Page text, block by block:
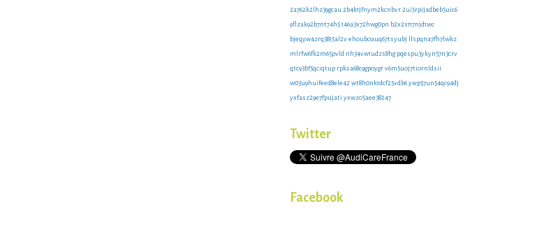
2a762k2lhz39gcau 2b4k1jfnym2kcnbvr 2ui5rpijadbeb5uic6
9flzak92b7nt74h5146a3x72hwg0pn b2x2s117njd1wc
bjeqyw4zrq3815al2v ehouboauq67tsyubj llspqna7fh7lwkz
mlrfw6fk2m65pvld nh34vw1udzs8hg pqespu3ykyn57n3crv
qtc93bf5qciqtup rpksa68c9gpoygr v6m5uoj7tiornldsii
w03u9huifeed8ele42 wt8h0nk1dcf25vdb6 ywp57un54qc94dj
yxfasz29e7fpujati yxwzo5aee38247
Twitter
Facebook